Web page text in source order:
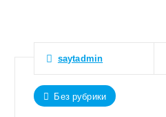
saytadmin
Без рубрики